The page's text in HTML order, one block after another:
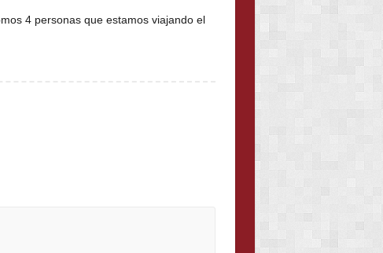
4 personas que estamos viajando el